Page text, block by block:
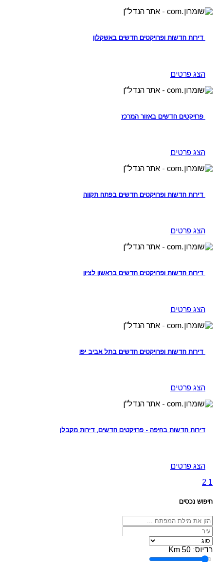
דירות חדשות ופרויקטים חדשים באשקלון
הצג פרטים
פרויקטים חדשים באזור המרכז
הצג פרטים
דירות חדשות ופרויקטים חדשים בפתח תקווה
הצג פרטים
דירות חדשות ופרויקטים חדשים בראשון לציון
הצג פרטים
דירות חדשות ופרויקטים חדשים בתל אביב יפו
הצג פרטים
דירות חדשות בחיפה - פרויקטים חדשים, דירות מקבלן
הצג פרטים
1
חיפוש נכסים
רדיוס: 50